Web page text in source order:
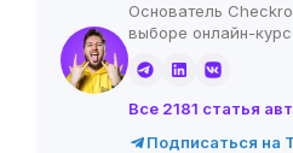
Основатель
выборе онлайн-
Все 2181 статья
Подписаться на